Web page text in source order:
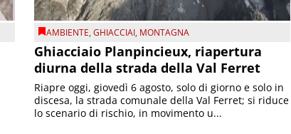
AMBIENTE,GHIACCIAI, MONTAGNA
Ghiacciaio Planpincieux, riapertura
diurna della strada della Val Ferret
Riapre oggi, giovedì 6 agosto, solo di giorno e solo in
discesa, la strada comunale della Val Ferret; si riduce
lo scenario di rischio, in movimento u...